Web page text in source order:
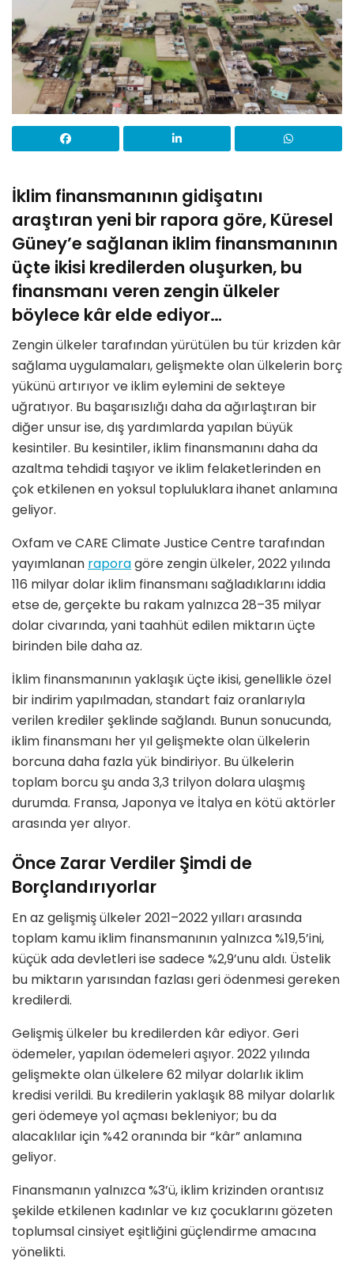
İklim finansmanının gidişatını
araştıran yeni bir rapora göre, Küresel
Güney’e sağlanan iklim finansmanının
üçte ikisi kredilerden oluşurken, bu
finansmanı veren zengin ülkeler
böylece kâr elde ediyor…
Zengin ülkeler tarafından yürütülen bu tür krizden kâr
sağlama uygulamaları, gelişmekte olan ülkelerin borç
yükünü artırıyor ve iklim eylemini de sekteye
uğratıyor. Bu başarısızlığı daha da ağırlaştıran bir
diğer unsur ise, dış yardımlarda yapılan büyük
kesintiler. Bu kesintiler, iklim finansmanını daha da
azaltma tehdidi taşıyor ve iklim felaketlerinden en
çok etkilenen en yoksul topluluklara ihanet anlamına
geliyor.
Oxfam ve CARE Climate Justice Centre tarafından
yayımlanan raporagöre zengin ülkeler, 2022 yılında
116 milyar dolar iklim finansmanı sağladıklarını iddia
etse de, gerçekte bu rakam yalnızca 28–35 milyar
dolar civarında, yani taahhüt edilen miktarın üçte
birinden bile daha az.
İklim finansmanının yaklaşık üçte ikisi, genellikle özel
bir indirim yapılmadan, standart faiz oranlarıyla
verilen krediler şeklinde sağlandı. Bunun sonucunda,
iklim finansmanı her yıl gelişmekte olan ülkelerin
borcuna daha fazla yük bindiriyor. Bu ülkelerin
toplam borcu şu anda 3,3 trilyon dolara ulaşmış
durumda. Fransa, Japonya ve İtalya en kötü aktörler
arasında yer alıyor.
Önce Zarar Verdiler Şimdi de
Borçlandırıyorlar
En az gelişmiş ülkeler 2021–2022 yılları arasında
toplam kamu iklim finansmanının yalnızca %19,5’ini,
küçük ada devletleri ise sadece %2,9’unu aldı. Üstelik
bu miktarın yarısından fazlası geri ödenmesi gereken
kredilerdi.
Gelişmiş ülkeler bu kredilerden kâr ediyor. Geri
ödemeler, yapılan ödemeleri aşıyor. 2022 yılında
gelişmekte olan ülkelere 62 milyar dolarlık iklim
kredisi verildi. Bu kredilerin yaklaşık 88 milyar dolarlık
geri ödemeye yol açması bekleniyor; bu da
alacaklılar için %42 oranında bir “kâr” anlamına
geliyor.
Finansmanın yalnızca %3’ü, iklim krizinden orantısız
şekilde etkilenen kadınlar ve kız çocuklarını gözeten
toplumsal cinsiyet eşitliğini güçlendirme amacına
yönelikti.